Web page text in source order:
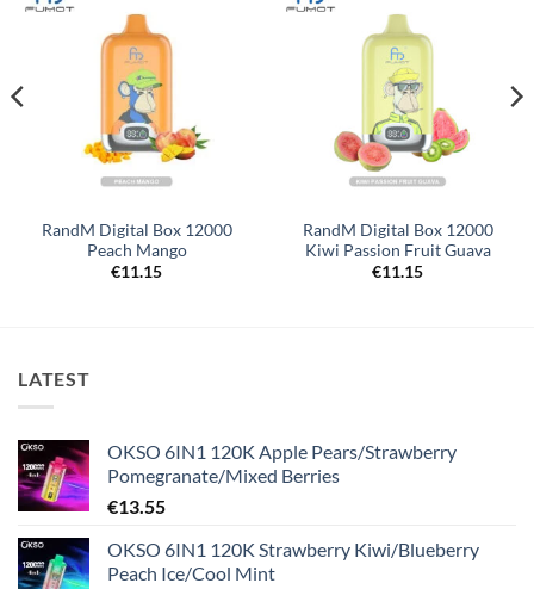
RandM Digital Box 12000
Peach Mango
€11.15
RandM Digital Box 12000
Kiwi Passion Fruit Guava
€11.15
LATEST
OKSO 6IN1 120K Apple Pears/Strawberry
Pomegranate/Mixed Berries
€13.55
OKSO 6IN1 120K Strawberry Kiwi/Blueberry
Peach Ice/Cool Mint